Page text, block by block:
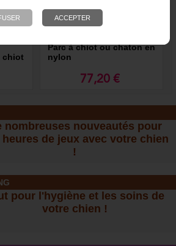
chiot
Parc à chiot ou chaton en
nylon
77,20 €
nombreuses nouveautés pour
heures de jeux avec votre chien
!
pour l'hygiène et les soins de
votre chien !